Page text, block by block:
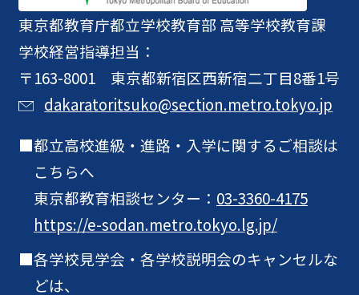
東京都教育庁都立学校教育部 高等学校教育課
学校経営指導担当：
〒163-8001 東京都新宿区西新宿二丁目8番1号
dakaratoritsuko@section.metro.tokyo.jp
都立高校進級・進路・入学に関するご相談は
こちらへ
東京都教育相談センター： 03-3360-4175
https://e-sodan.metro.tokyo.lg.jp/
各学校見学会・各学校説明会のキャンセルな
どは、